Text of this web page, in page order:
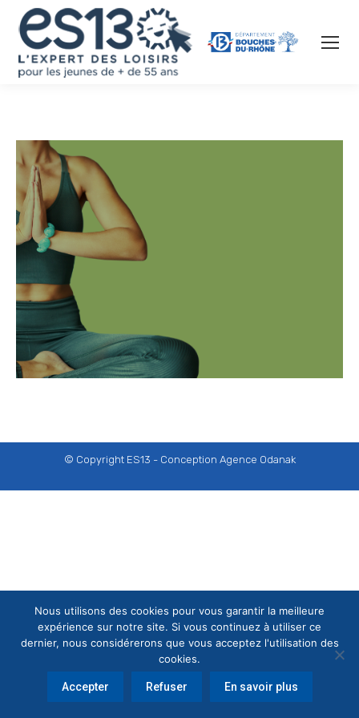
© Copyright ES13 - Conception Agence Odanak
Nous utilisons des cookies pour vous garantir la meilleure
expérience sur notre site. Si vous continuez à utiliser ce
dernier, nous considérerons que vous acceptez l'utilisation des
cookies.
Accepter Refuser En savoir plus